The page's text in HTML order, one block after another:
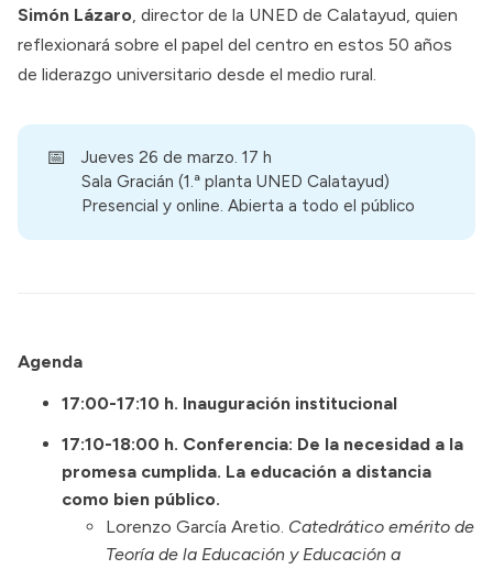
Simón Lázaro, director de la UNED de Calatayud, quien
reflexionará sobre el papel del centro en estos 50 años
de liderazgo universitario desde el medio rural.
📅
Jueves 26 de marzo. 17 h
Sala Gracián (1.ª planta UNED Calatayud)
Presencial y online. Abierta a todo el público
Agenda
17:00-17:10 h. Inauguración institucional
17:10-18:00 h. Conferencia: De la necesidad a la
promesa cumplida. La educación a distancia
como bien público.
Lorenzo García Aretio. Catedrático emérito de
Teoría de la Educación y Educación a